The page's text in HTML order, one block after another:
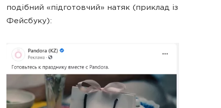
подібний «підготовчий» натяк (приклад із
Фейсбуку):